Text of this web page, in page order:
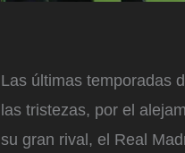
Las últimas temporadas
las tristezas, por el
su gran rival, el Real